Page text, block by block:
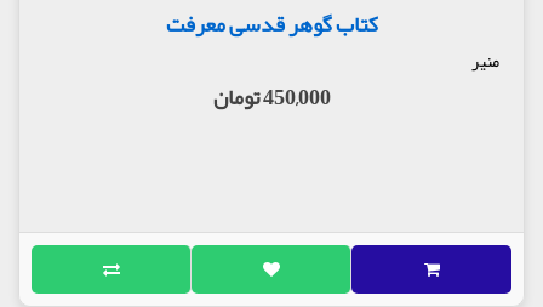
کتاب گوهر قدسی معرفت
منیر
450,000 تومان